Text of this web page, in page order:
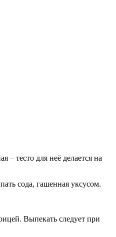
– тесто для неё делается на
сода, гашенная уксусом.
Выпекать следует при